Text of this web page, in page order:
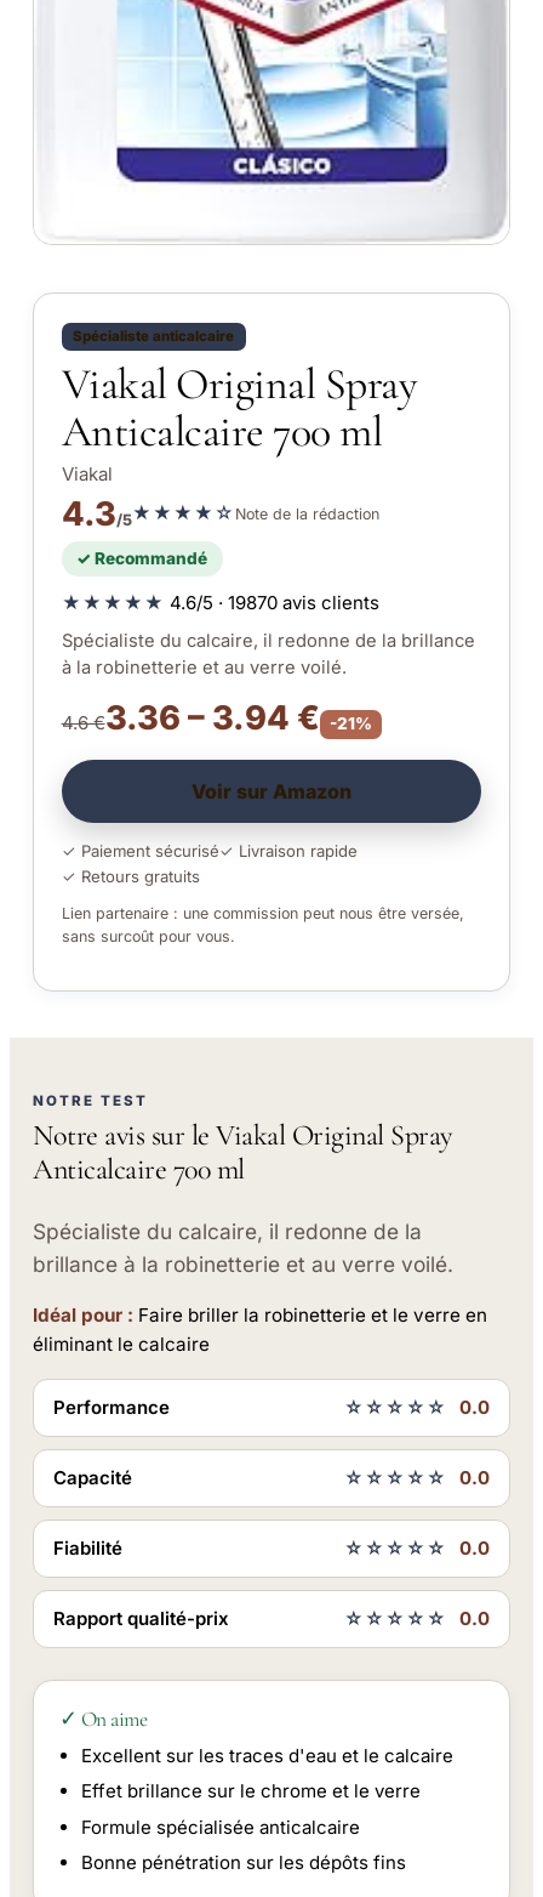
Spécialiste anticalcaire
Viakal Original Spray
Anticalcaire 700 ml
Viakal
4.3/5★★★★☆ Note de la rédaction
✓ Recommandé
★★★★★ 4.6/5 · 19870 avis clients
Spécialiste du calcaire, il redonne de la brillance
à la robinetterie et au verre voilé.
4.6 €3.36 – 3.94 € -21%
Voir sur Amazon
✓ Paiement sécurisé✓ Livraison rapide
✓ Retours gratuits
Lien partenaire : une commission peut nous être versée,
sans surcoût pour vous.
NOTRE TEST
Notre avis sur le Viakal Original Spray
Anticalcaire 700 ml
Spécialiste du calcaire, il redonne de la
brillance à la robinetterie et au verre voilé.
Idéal pour : Faire briller la robinetterie et le verre en
éliminant le calcaire
Performance ☆☆☆☆☆ 0.0
Capacité ☆☆☆☆☆ 0.0
Fiabilité ☆☆☆☆☆ 0.0
Rapport qualité-prix ☆☆☆☆☆ 0.0
✓ On aime
Excellent sur les traces d'eau et le calcaire
Effet brillance sur le chrome et le verre
Formule spécialisée anticalcaire
Bonne pénétration sur les dépôts fins